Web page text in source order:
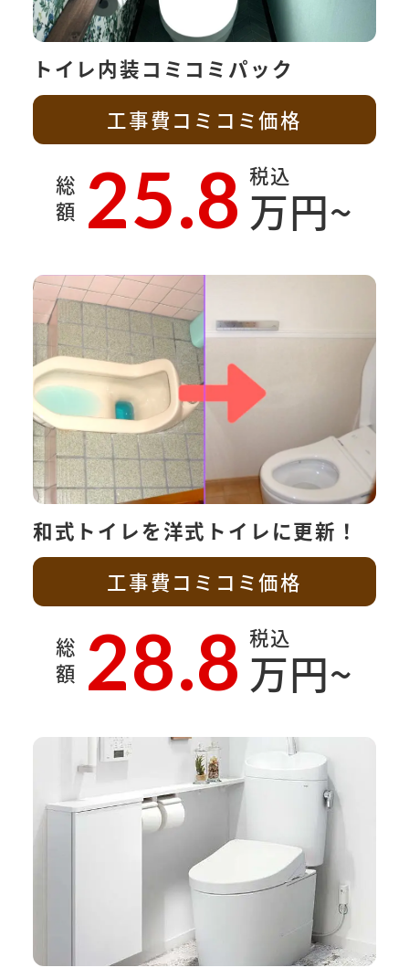
トイレ内装コミコミパック
工事費コミコミ価格
総
額 25.8 税込
万円~
和式トイレを洋式トイレに更新！
工事費コミコミ価格
総
額 28.8 税込
万円~